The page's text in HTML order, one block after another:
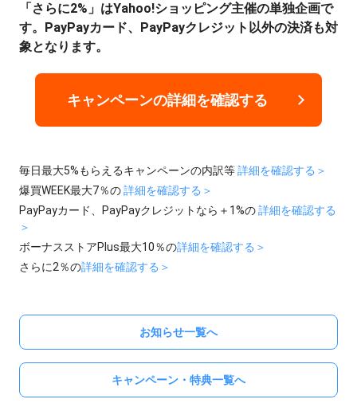
「さらに2%」はYahoo!ショッピング主催の単独企画で
す。PayPayカード、PayPayクレジット以外の決済も対
象となります。
キャンペーンの詳細を確認する
毎日最大5%もらえるキャンペーンの内訳等詳細を確認する＞
爆買WEEK最大7％の詳細を確認する＞
PayPayカード、PayPayクレジットなら＋1%の詳細を確認する
＞
ボーナスストアPlus最大10％の詳細を確認する＞
さらに2％の詳細を確認する＞
お知らせ一覧へ
キャンペーン・特典一覧へ